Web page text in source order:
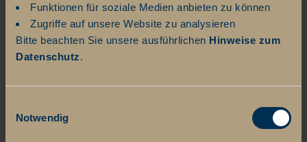
Funktionen für soziale Medien anbieten zu können
Zugriffe auf unsere Website zu analysieren
Bitte beachten Sie unsere ausführlichen Hinweise zum
Datenschutz.
Notwendig